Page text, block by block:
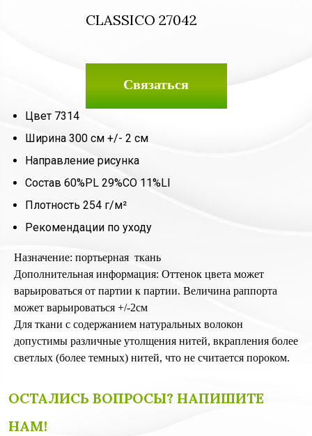
CLASSICO 27042
Связаться
Цвет 7314
Ширина 300 см +/- 2 см
Направление рисунка
Состав 60%PL 29%CO 11%LI
Плотность 254 г/м²
Рекомендации по уходу
Назначение: портьерная ткань
Дополнительная информация: Оттенок цвета может
варьироваться от партии к партии. Величина раппорта
может варьироваться +/-2см
Для ткани с содержанием натуральных волокон
допустимы различные утолщения нитей, вкрапления более
светлых (более темных) нитей, что не считается пороком.
ОСТАЛИСЬ ВОПРОСЫ? НАПИШИТЕ
НАМ!